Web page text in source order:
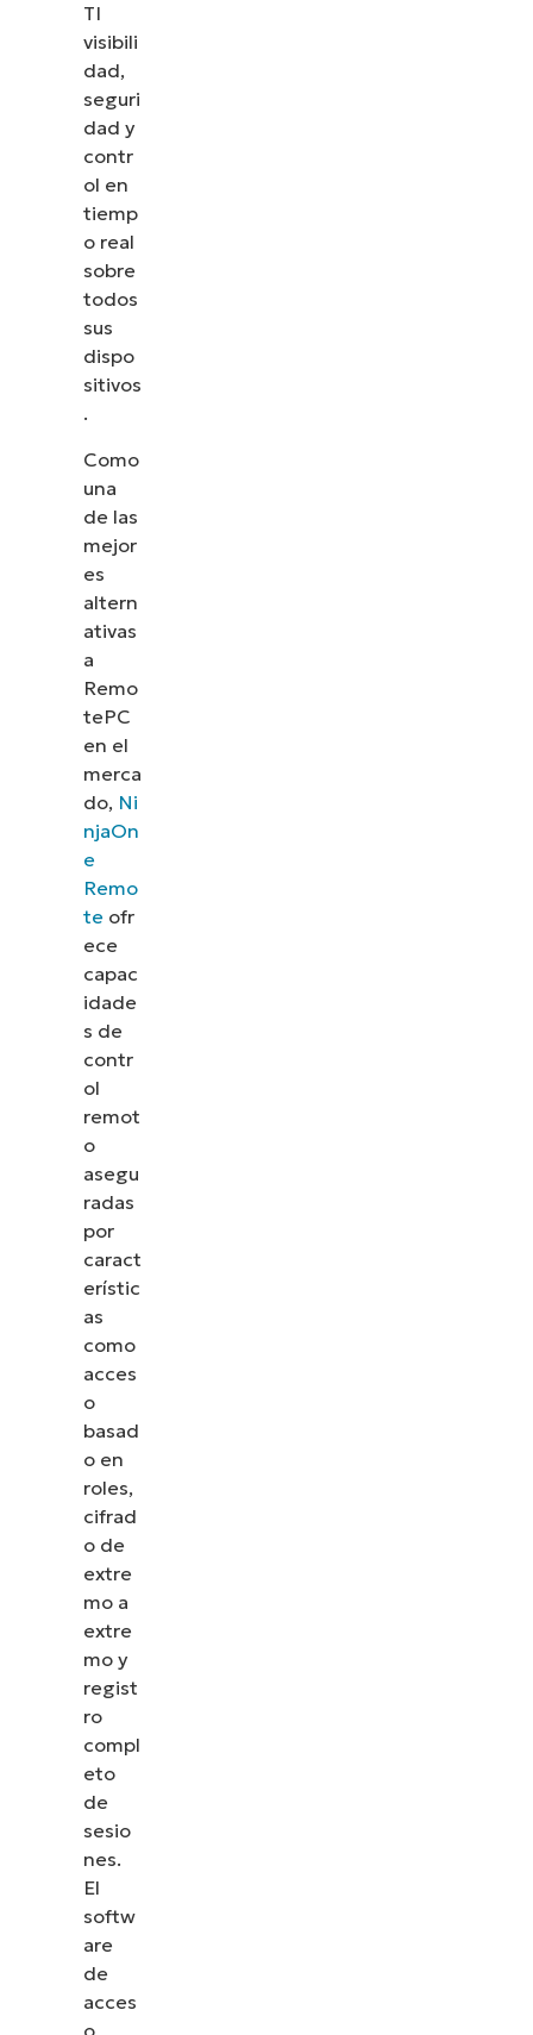
TI
visibili
dad,
seguri
dad y
contr
ol en
tiemp
o real
sobre
todos
sus
dispo
sitivos
.
Como
una
de las
mejor
es
altern
ativas
a
Remo
tePC
en el
merca
do, Ni
njaOn
e
Remo
teofr
ece
capac
idade
s de
contr
ol
remot
o
asegu
radas
por
caract
erístic
as
como
acces
o
basad
o en
roles,
cifrad
o de
extre
mo a
extre
mo y
regist
ro
compl
eto
de
sesio
nes.
El
softw
are
de
acces
o